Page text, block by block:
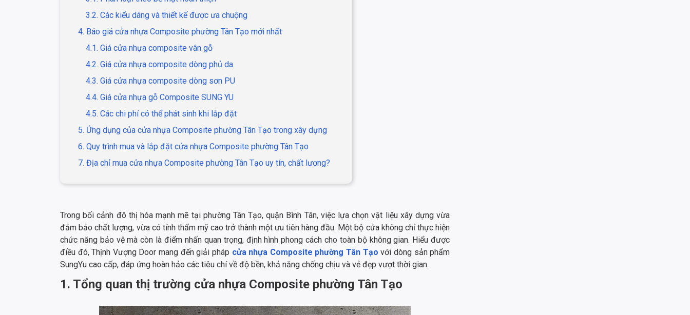
3.2. Các kiểu dáng và thiết kế được ưa chuộng
4. Báo giá cửa nhựa Composite phường Tân Tạo mới nhất
4.1. Giá cửa nhựa composite vân gỗ
4.2. Giá cửa nhựa composite dòng phủ da
4.3. Giá cửa nhựa composite dòng sơn PU
4.4. Giá cửa nhựa gỗ Composite SUNG YU
4.5. Các chi phí có thể phát sinh khi lắp đặt
5. Ứng dụng của cửa nhựa Composite phường Tân Tạo trong xây dựng
6. Quy trình mua và lắp đặt cửa nhựa Composite phường Tân Tạo
7. Địa chỉ mua cửa nhựa Composite phường Tân Tạo uy tín, chất lượng?
Trong bối cảnh đô thị hóa mạnh mẽ tại phường Tân Tạo, quận Bình Tân, việc lựa chọn vật liệu xây dựng vừa
đảm bảo chất lượng, vừa có tính thẩm mỹ cao trở thành một ưu tiên hàng đầu. Một bộ cửa không chỉ thực hiện
chức năng bảo vệ mà còn là điểm nhấn quan trọng, định hình phong cách cho toàn bộ không gian. Hiểu được
điều đó, Thịnh Vượng Door mang đến giải pháp cửa nhựa Composite phường Tân Tạo với dòng sản phẩm
SungYu cao cấp, đáp ứng hoàn hảo các tiêu chí về độ bền, khả năng chống chịu và vẻ đẹp vượt thời gian.
1. Tổng quan thị trường cửa nhựa Composite phường Tân Tạo